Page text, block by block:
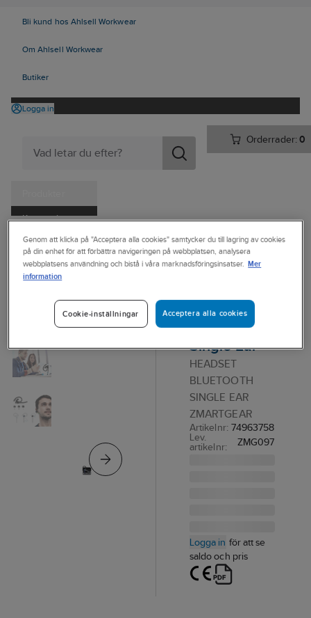
Bli kund hos Ahlsell Workwear
Om Ahlsell Workwear
Butiker
Logga in
Orderrader:0
Kampanjer
Tjänster
Kataloger
Ahlsell Produkter Vitvaror & Hemelektronik
Hemelektronik
Dator & kontor
Headset
Headset,
bluetooth,
Single Ear
HEADSET
BLUETOOTH
SINGLE EAR
ZMARTGEAR
Artikelnr: 74963758
Lev.
artikelnr:
ZMG097
Logga in för att se
saldo och pris
Genom att klicka på "Acceptera alla cookies" samtycker du till lagring av cookies
på din enhet för att förbättra navigeringen på webbplatsen, analysera
webbplatsens användning och bistå i våra marknadsföringsinsatser. Mer
information
Acceptera alla cookies
Cookie-inställningar